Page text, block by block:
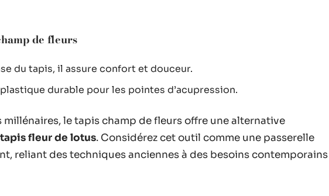
de fleurs
du tapis, il assure confort et douceur.
durable pour les pointes d’acupression.
le tapis champ de fleurs offre une alternative
tapis fleur de lotus. Considérez cet outil comme une passerelle
reliant des techniques anciennes à des besoins contemporains